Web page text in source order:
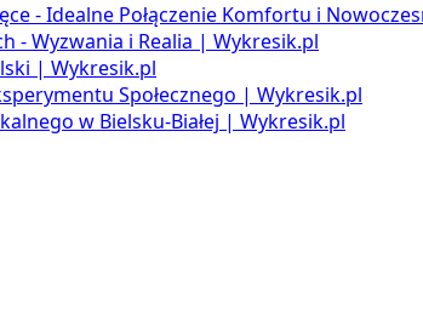
- Idealne Połączenie Komfortu i
- Wyzwania i Realia | Wykresik.pl
| Wykresik.pl
Społecznego | Wykresik.pl
w Bielsku-Białej | Wykresik.pl